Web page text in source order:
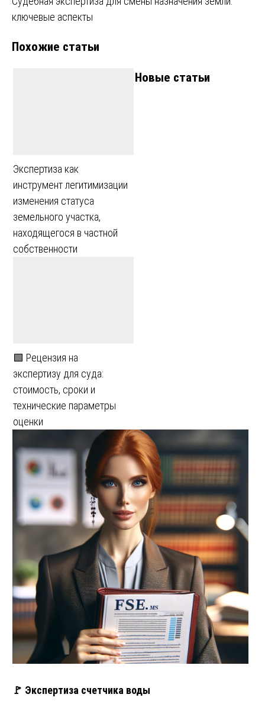
записям
ключевые аспекты
Похожие статьи
Экспертиза как
инструмент легитимизации
изменения статуса
земельного участка,
находящегося в частной
собственности
🟩 Рецензия на
экспертизу для суда:
стоимость, сроки и
технические параметры
оценки
Новые статьи
🚩 Экспертиза счетчика воды